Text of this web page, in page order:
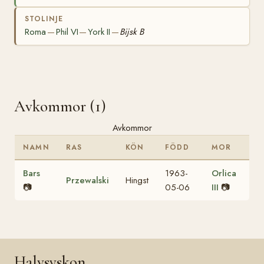
STOLINJE
Roma —Phil VI—York II —Bijsk B
Avkommor (1)
Avkommor
NAMN RAS KÖN FÖDD MOR
Bars
📷
Przewalski Hingst
1963-
05-06
Orlica
III 📷